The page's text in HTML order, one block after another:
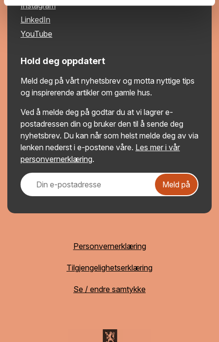
Instagram
LinkedIn
YouTube
Hold deg oppdatert
Meld deg på vårt nyhetsbrev og motta nyttige tips
og inspirerende artikler om gamle hus.
Ved å melde deg på godtar du at vi lagrer e-
postadressen din og bruker den til å sende deg
nyhetsbrev. Du kan når som helst melde deg av via
lenken nederst i e-postene våre. Les mer i vår
personvernerklæring.
Meld på
Personvernerklæring
Tilgjengelighetserklæring
Se / endre samtykke